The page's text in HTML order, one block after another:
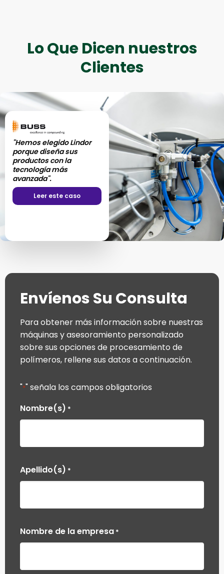
Lo Que Dicen nuestros
Clientes
"Hemos elegido Lindor
porque diseña sus
productos con la
tecnología más
avanzada".
Leer este caso
Envíenos Su Consulta
Para obtener más información sobre nuestras
máquinas y asesoramiento personalizado
sobre sus opciones de procesamiento de
polímeros, rellene sus datos a continuación.
"*" señala los campos obligatorios
Nombre(s) *
Apellido(s) *
Nombre de la empresa *